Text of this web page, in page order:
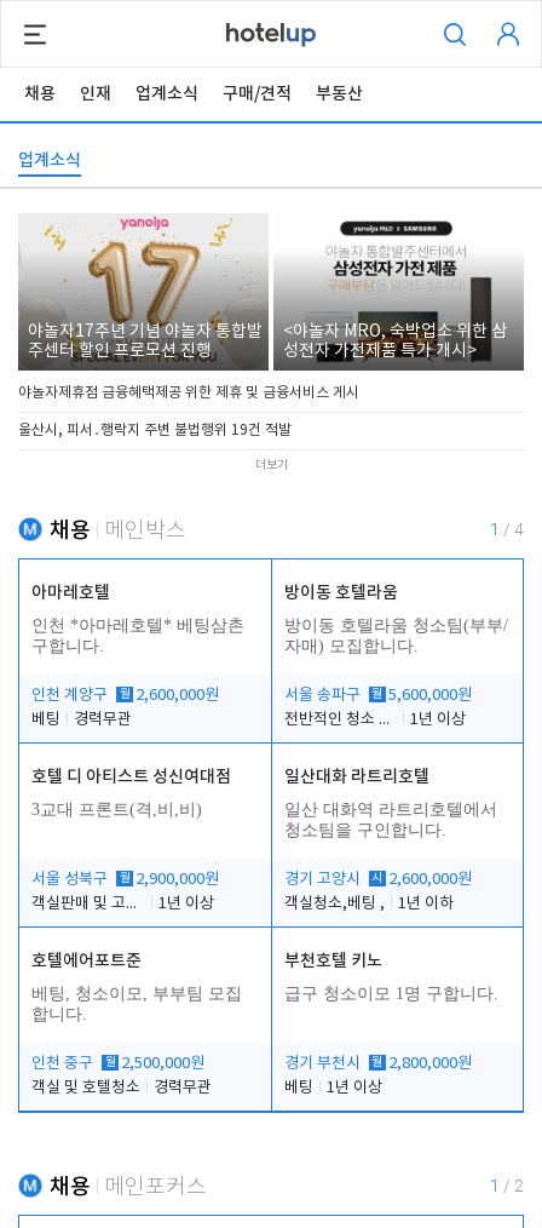
채용 인재 업계소식 구매/견적 부동산
업계소식
야놀자17주년 기념 야놀자 통합발
주센터 할인 프로모션 진행
<야놀자 MRO, 숙박업소 위한 삼
성전자 가전제품 특가 개시>
야놀자제휴점 금융혜택제공 위한 제휴 및 금융서비스 게시
울산시, 피서․행락지 주변 불법행위 19건 적발
더보기
채용 메인박스 1 / 4
아마레호텔
인천 *아마레호텔* 베팅삼촌
구합니다.
인천 계양구 월 2,600,000원
베팅
경력무관
방이동 호텔라움
방이동 호텔라움 청소팀(부부/
자매) 모집합니다.
서울 송파구 월 5,600,000원
전반적인 청소 업무(객실청소.객실정리)
1년 이상
호텔 디 아티스트 성신여대점
3교대 프론트(격,비,비)
서울 성북구 월 2,900,000원
객실판매 및 고객응대
1년 이상
일산대화 라트리호텔
일산 대화역 라트리호텔에서
청소팀을 구인합니다.
경기 고양시 시
2,600,000원
객실청소,베팅 ,
1년 이하
호텔에어포트준
베팅, 청소이모, 부부팀 모집
합니다.
인천 중구 월 2,500,000원
객실 및 호텔청소
경력무관
부천호텔 키노
급구 청소이모 1명 구합니다.
경기 부천시 월 2,800,000원
베팅
1년 이상
채용 메인포커스 1 / 2